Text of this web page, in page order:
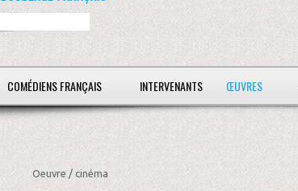
COMÉDIENS FRANÇAIS INTERVENANTS ŒUVRES
Oeuvre / cinéma